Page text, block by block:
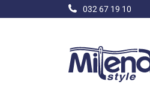
032 67 19 10